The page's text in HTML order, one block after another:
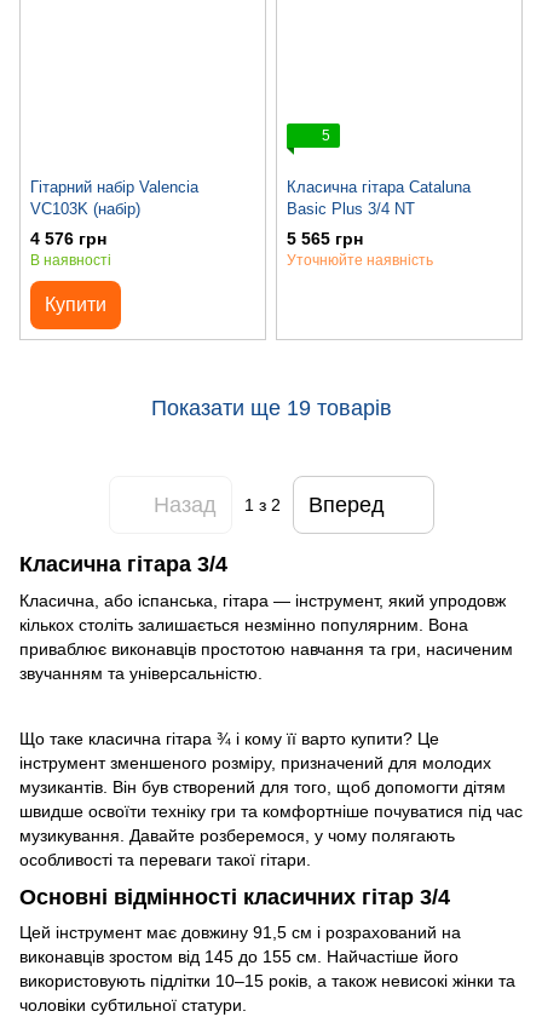
Гітарний набір Valencia
VC103K (набір)
4 576 грн
В наявності
Купити
5
Класична гітара Cataluna
Basic Plus 3/4 NT
5 565 грн
Уточнюйте наявність
Показати ще 19 товарів
Назад 1з 2 Вперед
Класична гітара 3/4
Класична, або іспанська, гітара — інструмент, який упродовж
кількох століть залишається незмінно популярним. Вона
приваблює виконавців простотою навчання та гри, насиченим
звучанням та універсальністю.
Що таке класична гітара ¾ і кому її варто купити? Це
інструмент зменшеного розміру, призначений для молодих
музикантів. Він був створений для того, щоб допомогти дітям
швидше освоїти техніку гри та комфортніше почуватися під час
музикування. Давайте розберемося, у чому полягають
особливості та переваги такої гітари.
Основні відмінності класичних гітар 3/4
Цей інструмент має довжину 91,5 см і розрахований на
виконавців зростом від 145 до 155 см. Найчастіше його
використовують підлітки 10–15 років, а також невисокі жінки та
чоловіки субтильної статури.